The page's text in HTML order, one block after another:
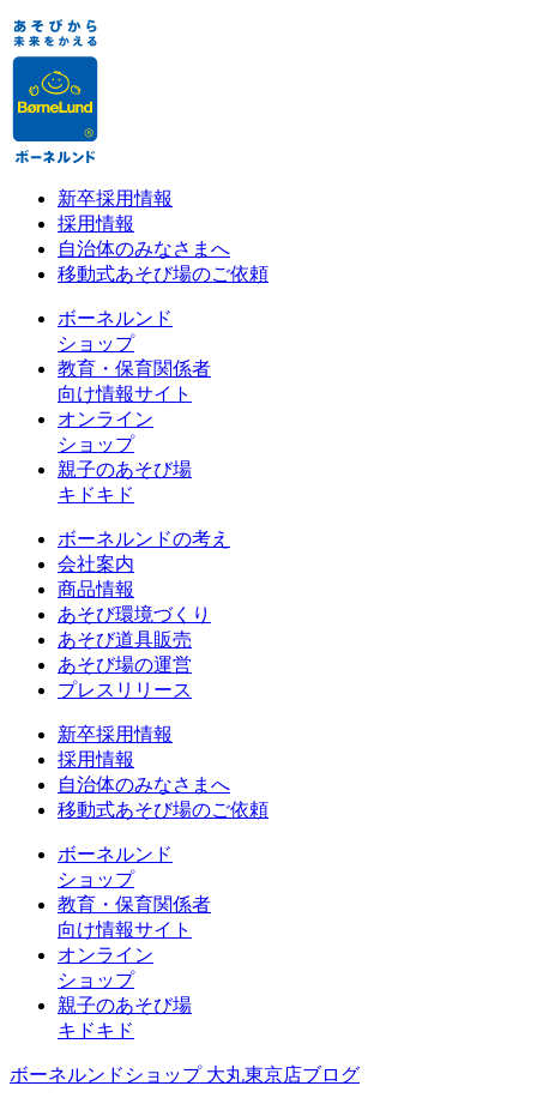
新卒採用情報
採用情報
自治体のみなさまへ
移動式あそび場のご依頼
ボーネルンド
ショップ
教育・保育関係者
向け情報サイト
オンライン
ショップ
親子のあそび場
キドキド
ボーネルンドの考え
会社案内
商品情報
あそび環境づくり
あそび道具販売
あそび場の運営
プレスリリース
新卒採用情報
採用情報
自治体のみなさまへ
移動式あそび場のご依頼
ボーネルンド
ショップ
教育・保育関係者
向け情報サイト
オンライン
ショップ
親子のあそび場
キドキド
ボーネルンドショップ 大丸東京店ブログ